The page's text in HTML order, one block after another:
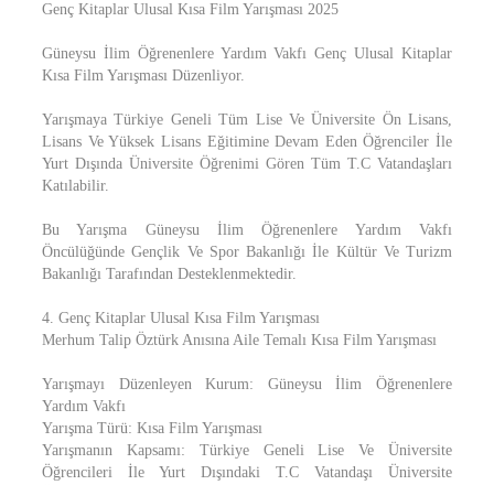
Genç Kitaplar Ulusal Kısa Film Yarışması 2025
Güneysu İlim Öğrenenlere Yardım Vakfı Genç Ulusal Kitaplar
Kısa Film Yarışması Düzenliyor.
Yarışmaya Türkiye Geneli Tüm Lise Ve Üniversite Ön Lisans,
Lisans Ve Yüksek Lisans Eğitimine Devam Eden Öğrenciler İle
Yurt Dışında Üniversite Öğrenimi Gören Tüm T.C Vatandaşları
Katılabilir.
Bu Yarışma Güneysu İlim Öğrenenlere Yardım Vakfı
Öncülüğünde Gençlik Ve Spor Bakanlığı İle Kültür Ve Turizm
Bakanlığı Tarafından Desteklenmektedir.
4. Genç Kitaplar Ulusal Kısa Film Yarışması
Merhum Talip Öztürk Anısına Aile Temalı Kısa Film Yarışması
Yarışmayı Düzenleyen Kurum: Güneysu İlim Öğrenenlere
Yardım Vakfı
Yarışma Türü: Kısa Film Yarışması
Yarışmanın Kapsamı: Türkiye Geneli Lise Ve Üniversite
Öğrencileri İle Yurt Dışındaki T.C Vatandaşı Üniversite